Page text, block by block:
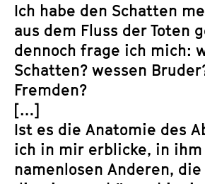
Ich habe den Schatten
aus dem Fluss der Toten
dennoch frage ich mich:
Schatten? wessen
Fremden?
[…]
Ist es die Anatomie des
ich in mir erblicke, in ihm
namenlosen Anderen,